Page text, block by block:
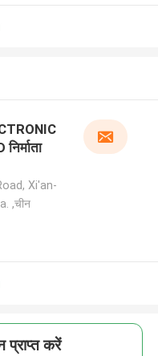
Xi'an-
,चीन
प्राप्त करें